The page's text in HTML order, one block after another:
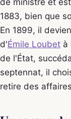
de ministre et
1883, bien que
En 1899, il
d'Émile Loubet à
de l'État,
septennat, il
retire des